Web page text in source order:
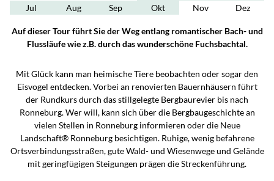
Jul
Aug Sep Okt Nov Dez
Auf dieser Tour führt Sie der Weg entlang romantischer Bach- und
Flussläufe wie z.B. durch das wunderschöne Fuchsbachtal.
Mit Glück kann man heimische Tiere beobachten oder sogar den
Eisvogel entdecken. Vorbei an renovierten Bauernhäusern führt
der Rundkurs durch das stillgelegte Bergbaurevier bis nach
Ronneburg. Wer will, kann sich über die Bergbaugeschichte an
vielen Stellen in Ronneburg informieren oder die Neue
Landschaft® Ronneburg besichtigen. Ruhige, wenig befahrene
Ortsverbindungsstraßen, gute Wald- und Wiesenwege und Gelände
mit geringfügigen Steigungen prägen die Streckenführung.